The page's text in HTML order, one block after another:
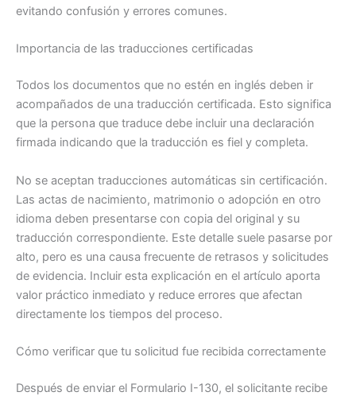
evitando confusión y errores comunes.
Importancia de las traducciones certificadas
Todos los documentos que no estén en inglés deben ir
acompañados de una traducción certificada. Esto significa
que la persona que traduce debe incluir una declaración
firmada indicando que la traducción es fiel y completa.
No se aceptan traducciones automáticas sin certificación.
Las actas de nacimiento, matrimonio o adopción en otro
idioma deben presentarse con copia del original y su
traducción correspondiente. Este detalle suele pasarse por
alto, pero es una causa frecuente de retrasos y solicitudes
de evidencia. Incluir esta explicación en el artículo aporta
valor práctico inmediato y reduce errores que afectan
directamente los tiempos del proceso.
Cómo verificar que tu solicitud fue recibida correctamente
Después de enviar el Formulario I-130, el solicitante recibe